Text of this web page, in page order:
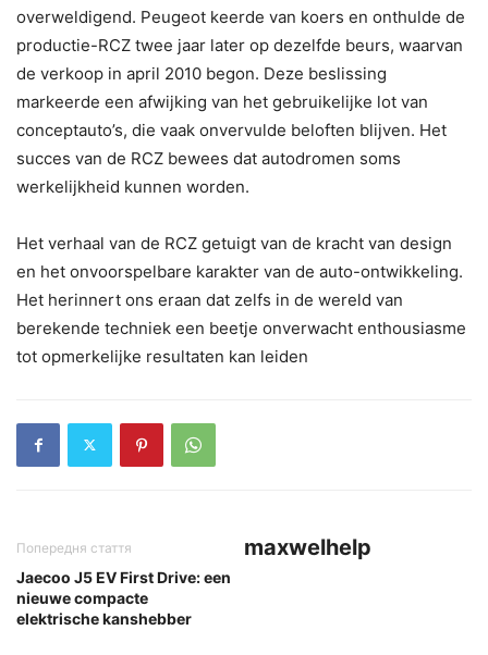
overweldigend. Peugeot keerde van koers en onthulde de
productie-RCZ twee jaar later op dezelfde beurs, waarvan
de verkoop in april 2010 begon. Deze beslissing
markeerde een afwijking van het gebruikelijke lot van
conceptauto’s, die vaak onvervulde beloften blijven. Het
succes van de RCZ bewees dat autodromen soms
werkelijkheid kunnen worden.
Het verhaal van de RCZ getuigt van de kracht van design
en het onvoorspelbare karakter van de auto-ontwikkeling.
Het herinnert ons eraan dat zelfs in de wereld van
berekende techniek een beetje onverwacht enthousiasme
tot opmerkelijke resultaten kan leiden
Попередня стаття
Jaecoo J5 EV First Drive: een
nieuwe compacte
elektrische kanshebber
maxwelhelp